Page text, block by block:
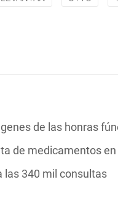
de las honras
de medicamentos
las 340 mil consultas